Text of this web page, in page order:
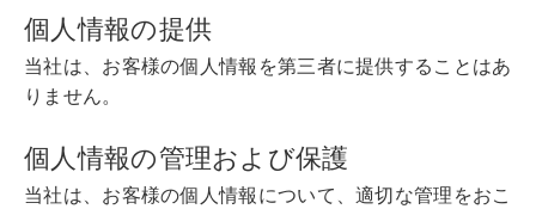
個人情報の提供
当社は、お客様の個人情報を第三者に提供することはあ
りません。
個人情報の管理および保護
当社は、お客様の個人情報について、適切な管理をおこ